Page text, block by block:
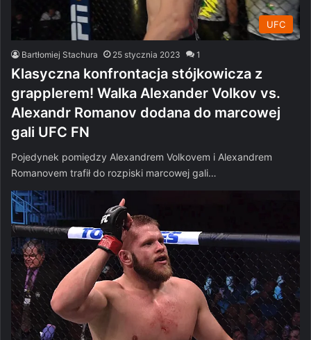
UFC
Bartłomiej Stachura 25 stycznia 2023 1
Klasyczna konfrontacja stójkowicza z
grapplerem! Walka Alexander Volkov vs.
Alexandr Romanov dodana do marcowej
gali UFC FN
Pojedynek pomiędzy Alexandrem Volkovem i Alexandrem
Romanovem trafił do rozpiski marcowej gali…